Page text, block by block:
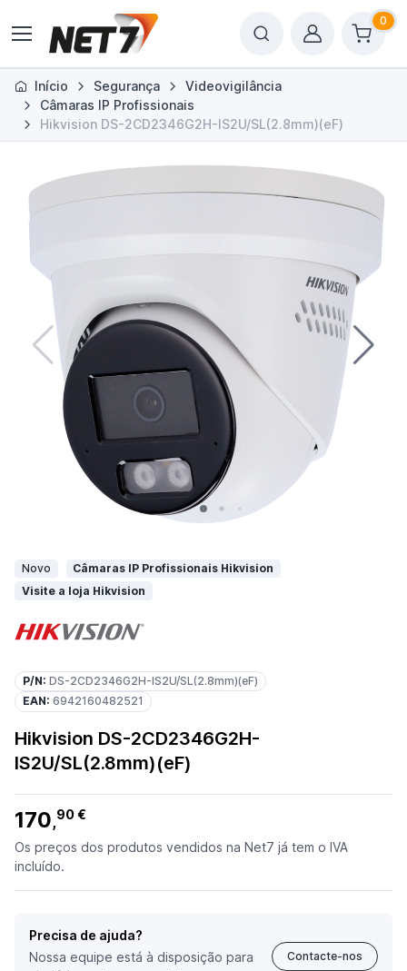
0
Início Segurança
Videovigilância
Câmaras IP Profissionais
Hikvision DS-2CD2346G2H-IS2U/SL(2.8mm)(eF)
Novo
Câmaras IP Profissionais Hikvision
Visite a loja Hikvision
P/N: DS-2CD2346G2H-IS2U/SL(2.8mm)(eF)
EAN: 6942160482521
Hikvision DS-2CD2346G2H-
IS2U/SL(2.8mm)(eF)
170,90 €
Os preços dos produtos vendidos na Net7 já tem o IVA
incluído.
Precisa de ajuda?
Nossa equipe está à disposição para
Contacte-nos